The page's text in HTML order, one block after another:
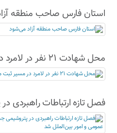
استان فارس صاحب منطقه
محل شهادت ۲۱
گرفت
فصل تازه ارتباطات راهبردی
حاجی‌دولو سکاندار روابط